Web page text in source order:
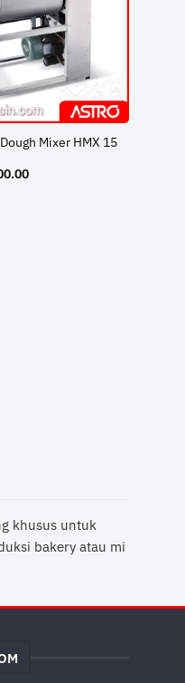
Mixer HMX 15
khusus untuk
bakery atau mi